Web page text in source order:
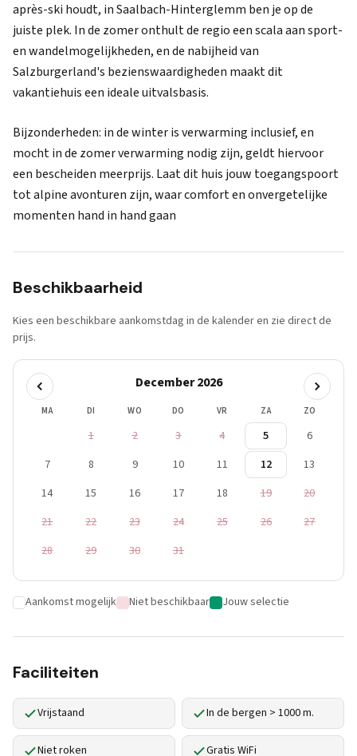
après-ski houdt, in Saalbach-Hinterglemm ben je op de
juiste plek. In de zomer onthult de regio een scala aan sport-
en wandelmogelijkheden, en de nabijheid van
Salzburgerland's bezienswaardigheden maakt dit
vakantiehuis een ideale uitvalsbasis.
Bijzonderheden: in de winter is verwarming inclusief, en
mocht in de zomer verwarming nodig zijn, geldt hiervoor
een bescheiden meerprijs. Laat dit huis jouw toegangspoort
tot alpine avonturen zijn, waar comfort en onvergetelijke
momenten hand in hand gaan
Beschikbaarheid
Kies een beschikbare aankomstdag in de kalender en zie direct de
prijs.
December 2026
MA DI WO DO VR ZA ZO
1 2 3 4 5
6
7
8 9 10 11 12
13
14
15 16 17 18 19
20
21
22 23 24 25 26
27
28
29 30 31
Aankomst mogelijk Niet beschikbaar Jouw selectie
Faciliteiten
Vrijstaand In de bergen > 1000 m.
Niet roken Gratis WiFi